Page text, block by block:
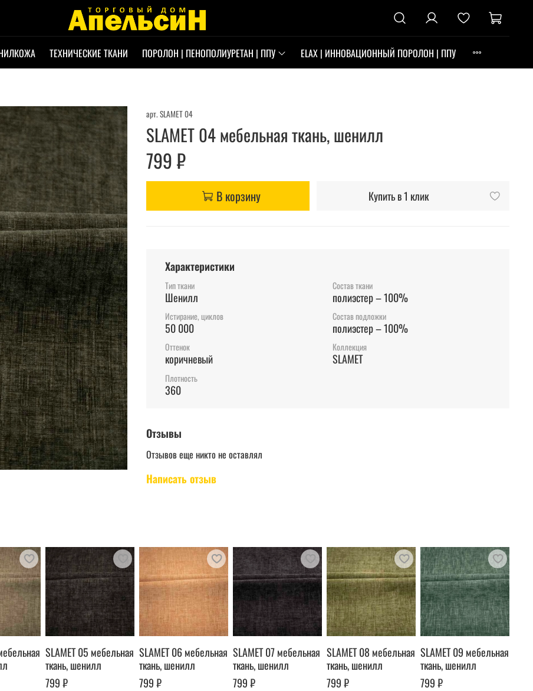
ТЕХНИЧЕСКИЕ ТКАНИ ПОРОЛОН | ПЕНОПОЛИУРЕТАН | ППУ ELAX | ИННОВАЦИОННЫЙ ПОРОЛОН | ППУ
арт. SLAMET 04
SLAMET 04 мебельная ткань, шенилл
799 ₽
В корзину Купить в 1 клик
Характеристики
Тип ткани
Шенилл
Состав ткани
полиэстер – 100%
Истирание, циклов
50 000
Состав подложки
полиэстер – 100%
Оттенок
коричневый
Коллекция
SLAMET
Плотность
360
Отзывы
Отзывов еще никто не оставлял
Написать отзыв
SLAMET 05 мебельная
ткань, шенилл
799 ₽
SLAMET 06 мебельная
ткань, шенилл
799 ₽
SLAMET 07 мебельная
ткань, шенилл
799 ₽
SLAMET 08 мебельная
ткань, шенилл
799 ₽
SLAMET 09 мебельная
ткань, шенилл
799 ₽